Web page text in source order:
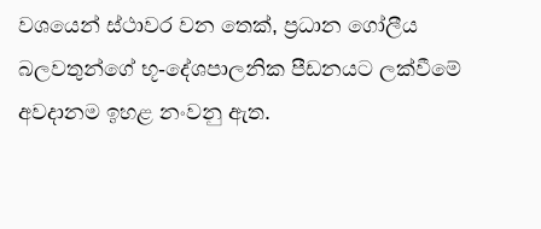
වශයෙන් ස්ථාවර වන තෙක්, ප්‍රධාන ගෝලීය
බලවතුන්ගේ භූ-දේශපාලනික පීඩනයට ලක්වීමේ
අවදානම ඉහළ නංවනු ඇත.